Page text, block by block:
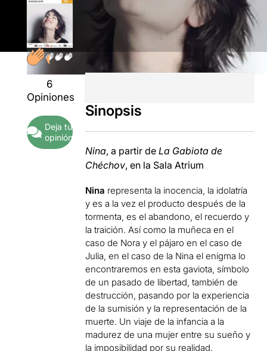
6
Opiniones
Deja tu
opinión
Sinopsis
Nina, a partir deLa Gabiota de
Chéchov, en la Sala Atrium
Nina representa la inocencia, la idolatría
y es a la vez el producto después de la
tormenta, es el abandono, el recuerdo y
la traición. Así como la muñeca en el
caso de Nora y el pájaro en el caso de
Julia, en el caso de la Nina el enigma lo
encontraremos en esta gaviota, símbolo
de un pasado de libertad, también de
destrucción, pasando por la experiencia
de la sumisión y la representación de la
muerte. Un viaje de la infancia a la
madurez de una mujer entre su sueño y
la imposibilidad por su realidad.